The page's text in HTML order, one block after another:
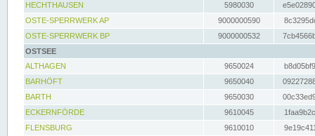
HECHTHAUSEN
5980030
OSTE-SPERRWERK AP
9000000590
OSTE-SPERRWERK BP
9000000532
OSTSEE
ALTHAGEN
9650024
BARHÖFT
9650040
BARTH
9650030
ECKERNFÖRDE
9610045
FLENSBURG
9610010